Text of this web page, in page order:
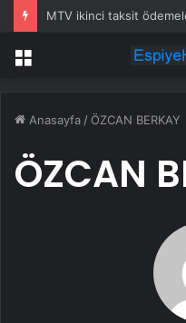
MTV ikinci taksit
Menü
Anasayfa / ÖZCAN BERKAY
ÖZCAN